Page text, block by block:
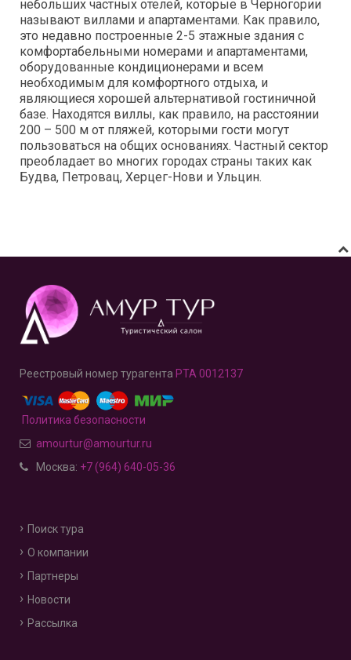
небольших частных отелей, которые в Черногории
называют виллами и апартаментами. Как правило,
это недавно построенные 2-5 этажные здания с
комфортабельными номерами и апартаментами,
оборудованные кондиционерами и всем
необходимым для комфортного отдыха, и
являющиеся хорошей альтернативой гостиничной
базе. Находятся виллы, как правило, на расстоянии
200 – 500 м от пляжей, которыми гости могут
пользоваться на общих основаниях. Частный сектор
преобладает во многих городах страны таких как
Будва, Петровац, Херцег-Нови и Ульцин.
Реестровый номер турагента РТА 0012137
Политика безопасности
amourtur@amourtur.ru
Москва: +7 (964) 640-05-36
Поиск тура
О компании
Партнеры
Новости
Рассылка